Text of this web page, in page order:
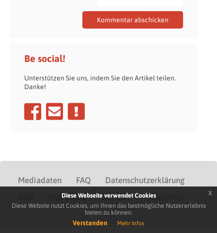
Be social!
Unterstützen Sie uns, indem Sie den Artikel teilen.
Danke!
Mediadaten FAQ
Datenschutzerklärung
Impressum Kontakt Newsletter
Diese Webseite verwendet Cookies
Diese Website nutzt Cookies, um Ihnen das bestmögliche Nutzererlebnis
bieten zu können.
Verstanden Mehr Infos
x